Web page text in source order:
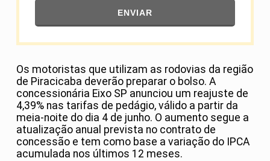
ENVIAR
Os motoristas que utilizam as rodovias da região
de Piracicaba deverão preparar o bolso. A
concessionária Eixo SP anunciou um reajuste de
4,39% nas tarifas de pedágio, válido a partir da
meia-noite do dia 4 de junho. O aumento segue a
atualização anual prevista no contrato de
concessão e tem como base a variação do IPCA
acumulada nos últimos 12 meses.